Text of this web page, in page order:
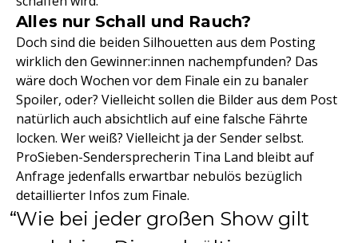
Alles nur Schall und Rauch?
Doch sind die beiden Silhouetten aus dem Posting
wirklich den Gewinner:innen nachempfunden? Das
wäre doch Wochen vor dem Finale ein zu banaler
Spoiler, oder? Vielleicht sollen die Bilder aus dem Post
natürlich auch absichtlich auf eine falsche Fährte
locken. Wer weiß? Vielleicht ja der Sender selbst.
ProSieben-Sendersprecherin Tina Land bleibt auf
Anfrage jedenfalls erwartbar nebulös bezüglich
detaillierter Infos zum Finale.
Wie bei jeder großen Show gilt